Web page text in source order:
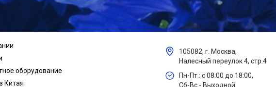
оборудование
Китая
105082, г. Москва,
Налесный переулок 4, стр.4
Пн-Пт.: с 08:00 до 18:00,
Сб-Вс - Выходной